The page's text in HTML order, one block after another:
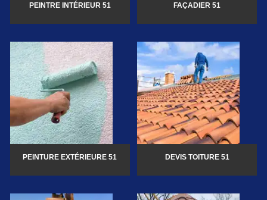
PEINTRE INTÉRIEUR 51 FAÇADIER 51
PEINTURE EXTÉRIEURE 51 DEVIS TOITURE 51